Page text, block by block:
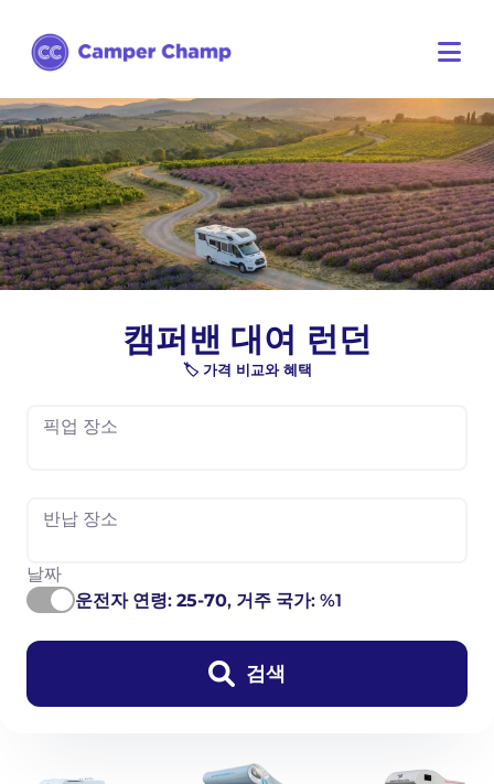
캠퍼밴 대여 런던
🏷️ 가격 비교와 혜택
픽업 장소
반납 장소
날짜
운전자 연령: 25-70, 거주 국가: %1
검색